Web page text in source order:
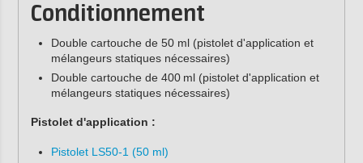
Conditionnement
Double cartouche de 50 ml (pistolet d'application et
mélangeurs statiques nécessaires)
Double cartouche de 400 ml (pistolet d'application et
mélangeurs statiques nécessaires)
Pistolet d'application :
Pistolet LS50-1 (50 ml)